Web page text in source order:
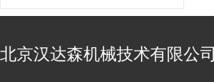
北京汉达森机械技术有限公司